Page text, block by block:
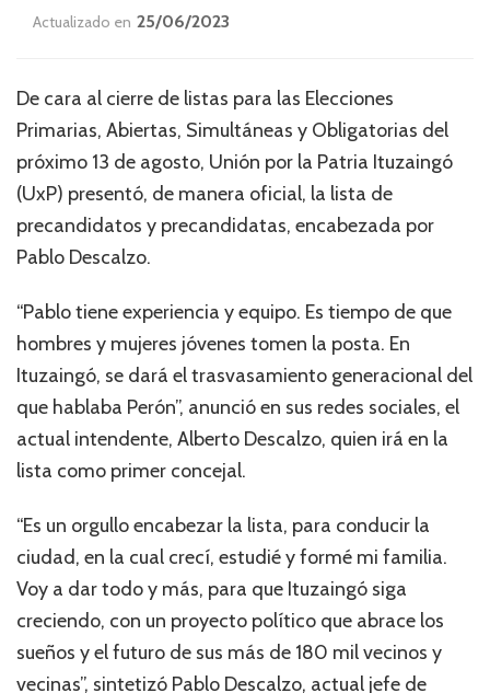
Actualizado en 25/06/2023
De cara al cierre de listas para las Elecciones
Primarias, Abiertas, Simultáneas y Obligatorias del
próximo 13 de agosto, Unión por la Patria Ituzaingó
(UxP) presentó, de manera oficial, la lista de
precandidatos y precandidatas, encabezada por
Pablo Descalzo.
“Pablo tiene experiencia y equipo. Es tiempo de que
hombres y mujeres jóvenes tomen la posta. En
Ituzaingó, se dará el trasvasamiento generacional del
que hablaba Perón”, anunció en sus redes sociales, el
actual intendente, Alberto Descalzo, quien irá en la
lista como primer concejal.
“Es un orgullo encabezar la lista, para conducir la
ciudad, en la cual crecí, estudié y formé mi familia.
Voy a dar todo y más, para que Ituzaingó siga
creciendo, con un proyecto político que abrace los
sueños y el futuro de sus más de 180 mil vecinos y
vecinas”, sintetizó Pablo Descalzo, actual jefe de